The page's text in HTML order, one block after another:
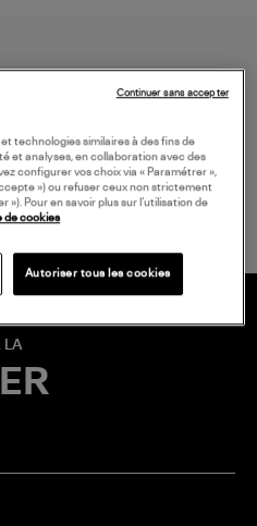
GRATUITE
€ d'achat*
LA
technologies similaires à des fins de
et analyses, en collaboration avec des
configurer vos choix via « Paramétrer »,
») ou refuser ceux non strictement
Pour en savoir plus sur l’utilisation de
de cookies
Autoriser tous les cookies
Continuer sans accepter